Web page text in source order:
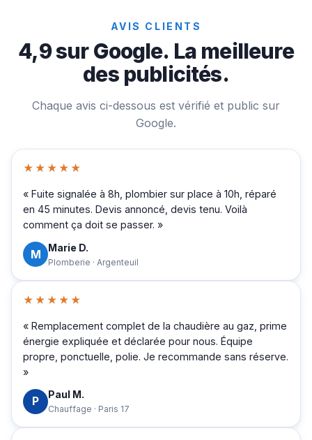
AVIS CLIENTS
4,9 sur Google. La meilleure
des publicités.
Chaque avis ci-dessous est vérifié et public sur
Google.
★★★★★
« Fuite signalée à 8h, plombier sur place à 10h, réparé
en 45 minutes. Devis annoncé, devis tenu. Voilà
comment ça doit se passer. »
M Marie D.
Plomberie · Argenteuil
★★★★★
« Remplacement complet de la chaudière au gaz, prime
énergie expliquée et déclarée pour nous. Équipe
propre, ponctuelle, polie. Je recommande sans réserve.
»
P Paul M.
Chauffage · Paris 17